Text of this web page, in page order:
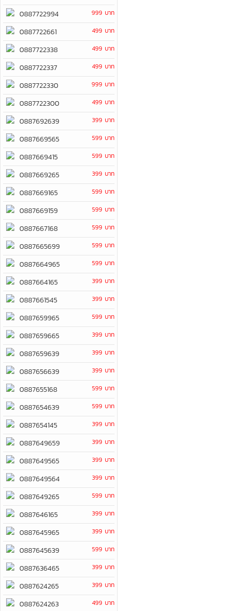
0887722994
999 บาท
0887722661 499 บาท
0887722338 499 บาท
0887722337 499 บาท
0887722330 999 บาท
0887722300 499 บาท
0887692639 399 บาท
0887669565 599 บาท
0887669415 599 บาท
0887669265 399 บาท
0887669165 599 บาท
0887669159 599 บาท
0887667168 599 บาท
0887665699 599 บาท
0887664965 599 บาท
0887664165 399 บาท
0887661545 399 บาท
0887659965 599 บาท
0887659665 399 บาท
0887659639 399 บาท
0887656639 399 บาท
0887655168 599 บาท
0887654639 599 บาท
0887654145 399 บาท
0887649659 399 บาท
0887649565 399 บาท
0887649564 399 บาท
0887649265 599 บาท
0887646165 399 บาท
0887645965 399 บาท
0887645639 599 บาท
0887636465 399 บาท
0887624265 399 บาท
0887624263 499 บาท